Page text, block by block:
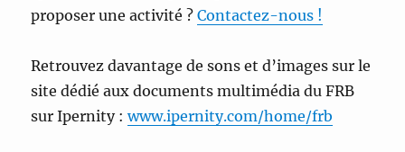
proposer une activité ?Contactez-nous !
Retrouvez davantage de sons et d’images sur le
site dédié aux documents multimédia du FRB
sur Ipernity :www.ipernity.com/home/frb